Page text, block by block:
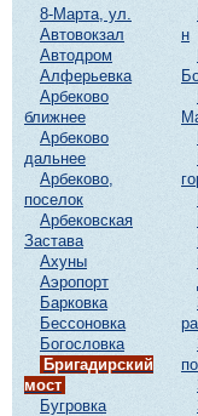
8-Марта, ул.
Автовокзал
Автодром
Алферьевка
Арбеково
ближнее
Арбеково
дальнее
Арбеково,
поселок
Арбековская
Застава
Ахуны
Аэропорт
Барковка
Бессоновка
Богословка
Бригадирский
мост
Бугровка
н